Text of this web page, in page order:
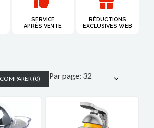
SERVICE
APRÈS VENTE
RÉDUCTIONS
EXCLUSIVES WEB
COMPARER (0) Par page: 32